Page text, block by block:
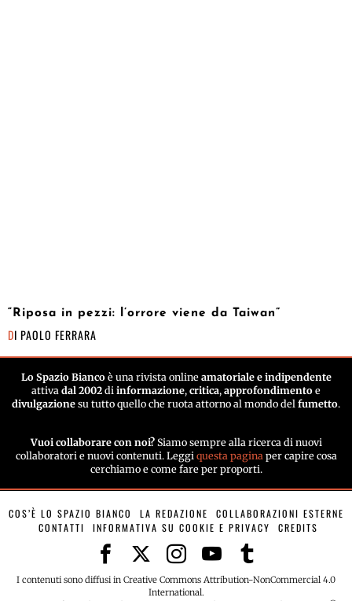
“Riposa in pezzi: l’orrore viene da Taiwan”
DI PAOLO FERRARA
Lo Spazio Biancoè una rivista online amatoriale e indipendente
attiva dal 2002 di informazione, critica, approfondimento e
divulgazione su tutto quello che ruota attorno al mondo del fumetto.
Vuoi collaborare con noi? Siamo sempre alla ricerca di nuovi
collaboratori e nuovi contenuti. Leggi questa paginaper capire cosa
cerchiamo e come fare per proporti.
COS’È LO SPAZIO BIANCO LA REDAZIONE
COLLABORAZIONI ESTERNE
CONTATTI
INFORMATIVA SU COOKIE E PRIVACY CREDITS
I contenuti sono diffusi in Creative Commons Attribution-NonCommercial 4.0
International.